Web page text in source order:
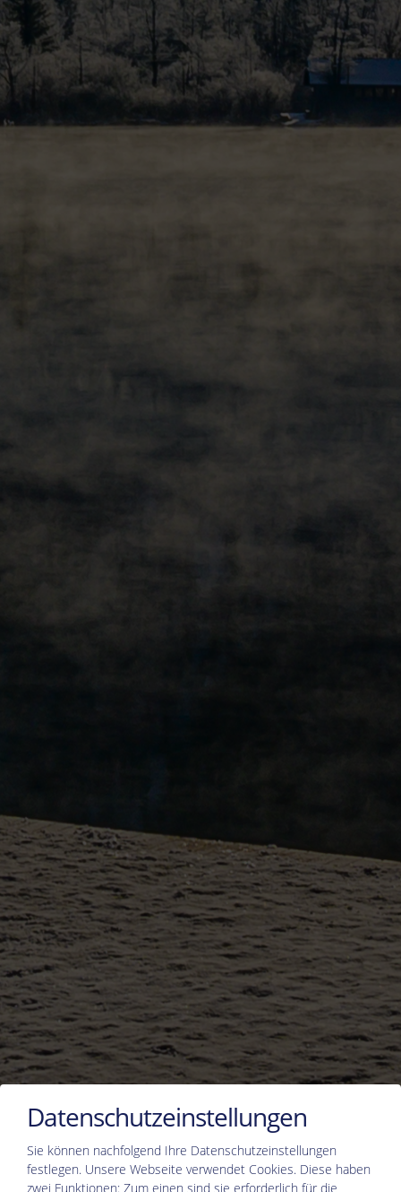
Datenschutzeinstellungen
Sie können nachfolgend Ihre Datenschutzeinstellungen
festlegen. Unsere Webseite verwendet Cookies. Diese haben
zwei Funktionen: Zum einen sind sie erforderlich für die